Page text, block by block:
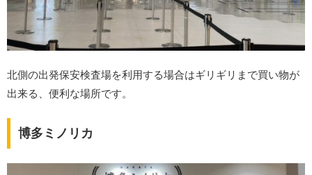
北側の出発保安検査場を利用する場合はギリギリまで買い物が
出来る、便利な場所です。
博多ミノリカ